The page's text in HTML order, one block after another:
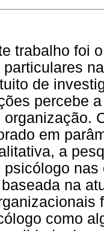
trabalho foi
de
percebe
em
a
psicólogo
na
como